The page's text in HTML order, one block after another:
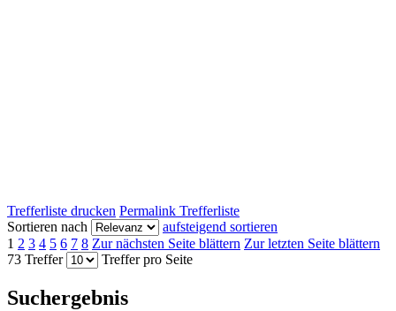
Trefferliste drucken Permalink Trefferliste
Sortieren nach
aufsteigend sortieren
1 2 3 4 5 6 7 8 Zur nächsten Seite blättern Zur letzten Seite blättern
73 Treffer
Treffer pro Seite
Suchergebnis